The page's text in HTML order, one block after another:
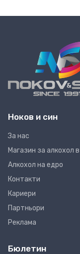
Ноков и син
За нас
Магазин за алкохол
Алкохол на едро
Контакти
Кариери
Партньори
Реклама
Бюлетин